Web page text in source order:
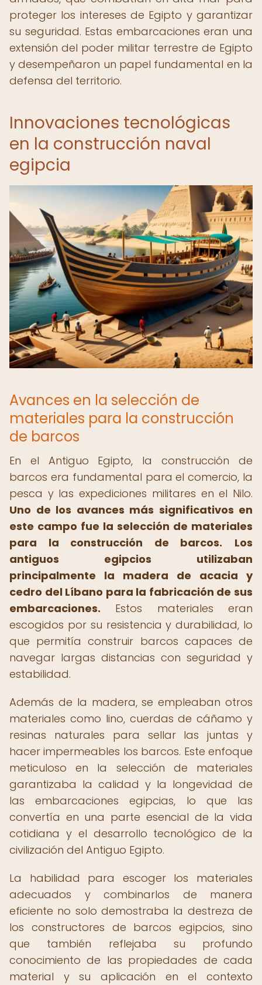
proteger los intereses de Egipto y garantizar
su seguridad. Estas embarcaciones eran una
extensión del poder militar terrestre de Egipto
y desempeñaron un papel fundamental en la
defensa del territorio.
Innovaciones tecnológicas
en la construcción naval
egipcia
Avances en la selección de
materiales para la construcción
de barcos
En el Antiguo Egipto, la construcción de
barcos era fundamental para el comercio, la
pesca y las expediciones militares en el Nilo.
Uno de los avances más significativos en
este campo fue la selección de materiales
para la construcción de barcos.
Los
antiguos egipcios utilizaban
principalmente la madera de acacia y
cedro del Líbano para la fabricación de sus
embarcaciones. Estos materiales eran
escogidos por su resistencia y durabilidad, lo
que permitía construir barcos capaces de
navegar largas distancias con seguridad y
estabilidad.
Además de la madera, se empleaban otros
materiales como lino, cuerdas de cáñamo y
resinas naturales para sellar las juntas y
hacer impermeables los barcos. Este enfoque
meticuloso en la selección de materiales
garantizaba la calidad y la longevidad de
las embarcaciones egipcias, lo que las
convertía en una parte esencial de la vida
cotidiana y el desarrollo tecnológico de la
civilización del Antiguo Egipto.
La habilidad para escoger los materiales
adecuados y combinarlos de manera
eficiente no solo demostraba la destreza de
los constructores de barcos egipcios, sino
que también reflejaba su profundo
conocimiento de las propiedades de cada
material y su aplicación en el contexto